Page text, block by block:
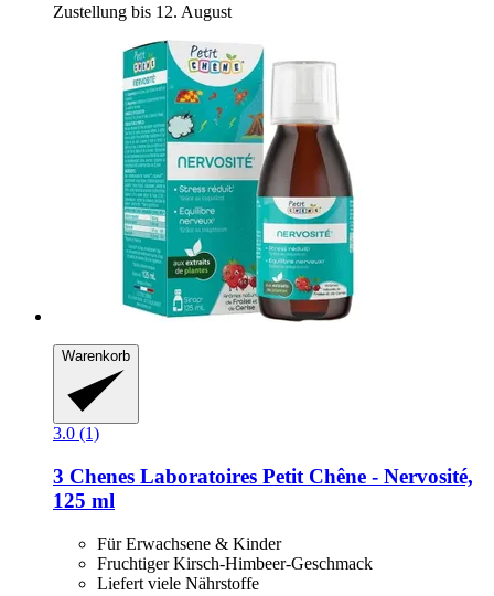
Zustellung bis 12. August
Warenkorb
3.0 (1)
3 Chenes Laboratoires Petit Chêne -​ Nervosité,
125 ml
Für Erwachsene & Kinder
Fruchtiger Kirsch-Himbeer-Geschmack
Liefert viele Nährstoffe